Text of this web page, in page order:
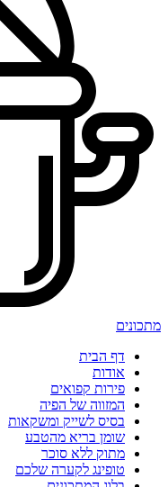
מתכונים
דף הבית
אודות
פירות קפואים
המזווה של הפיה
בסיס לשייק ומשקאות
שומן בריא מהטבע
מתוק ללא סוכר
טופינג לקערה שלכם